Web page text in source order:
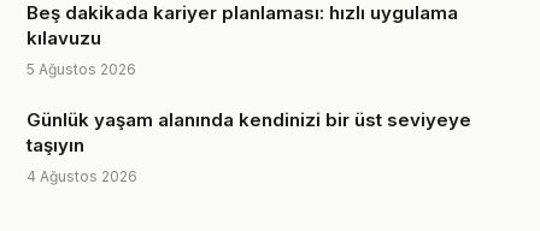
Beş dakikada kariyer planlaması: hızlı uygulama
kılavuzu
5 Ağustos 2026
Günlük yaşam alanında kendinizi bir üst seviyeye
taşıyın
4 Ağustos 2026